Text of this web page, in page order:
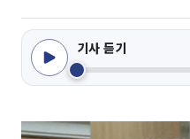
기사 듣기